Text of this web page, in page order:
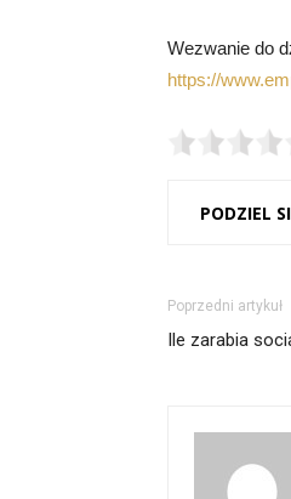
Wezwanie do
https://
PODZIEL
Poprzedni artykuł
Ile zarabia